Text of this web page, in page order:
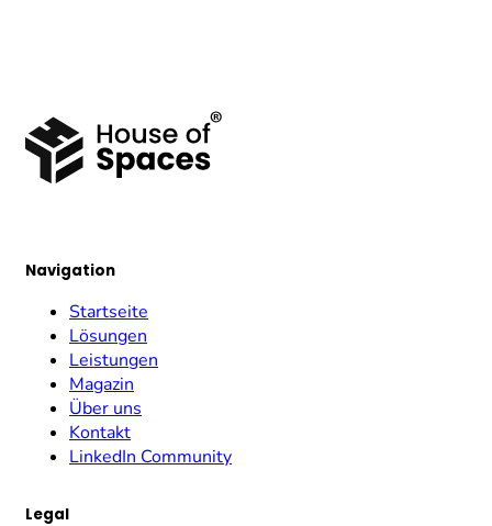
Navigation
Startseite
Lösungen
Leistungen
Magazin
Über uns
Kontakt
LinkedIn Community
Legal